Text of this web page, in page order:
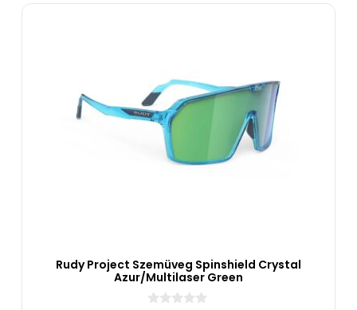
Rudy Project Szemüveg Spinshield Crystal
Azur/Multilaser Green